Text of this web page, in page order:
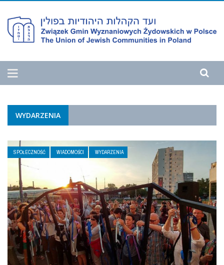
WYDARZENIA
SPOŁECZNOŚĆ WIADOMOŚCI WYDARZENIA